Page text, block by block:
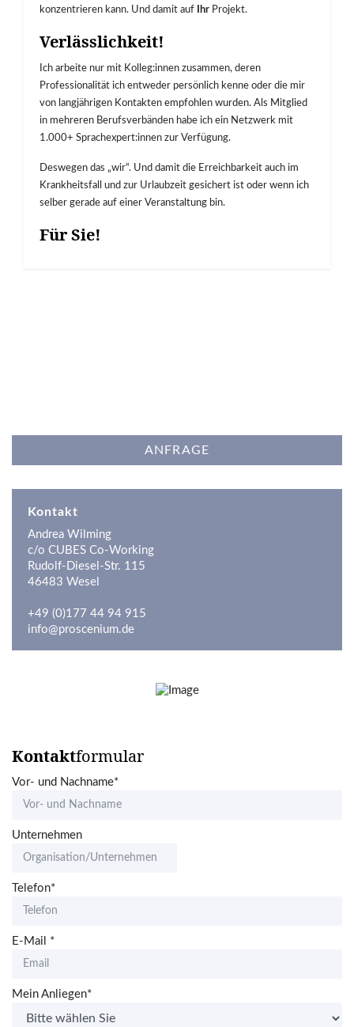
konzentrieren kann. Und damit auf
Ihr Projekt.
Verlässlichkeit!
Ich arbeite nur mit Kolleg:innen zusammen, deren
Professionalität ich entweder persönlich kenne oder die mir
von langjährigen Kontakten empfohlen wurden. Als Mitglied
in mehreren Berufsverbänden habe ich ein Netzwerk mit
1.000+ Sprachexpert:innen zur Verfügung.
Deswegen das „wir“. Und damit die Erreichbarkeit auch im
Krankheitsfall und zur Urlaubzeit gesichert ist oder wenn ich
selber gerade auf einer Veranstaltung bin.
Für Sie!
ANFRAGE
Kontakt
Andrea Wilming
c/o CUBES Co-Working
Rudolf-Diesel-Str. 115
46483 Wesel
+49 (0)177 44 94 915
info@proscenium.de
Kontaktformular
Vor- und Nachname*
Unternehmen
Telefon*
E-Mail *
Mein Anliegen*